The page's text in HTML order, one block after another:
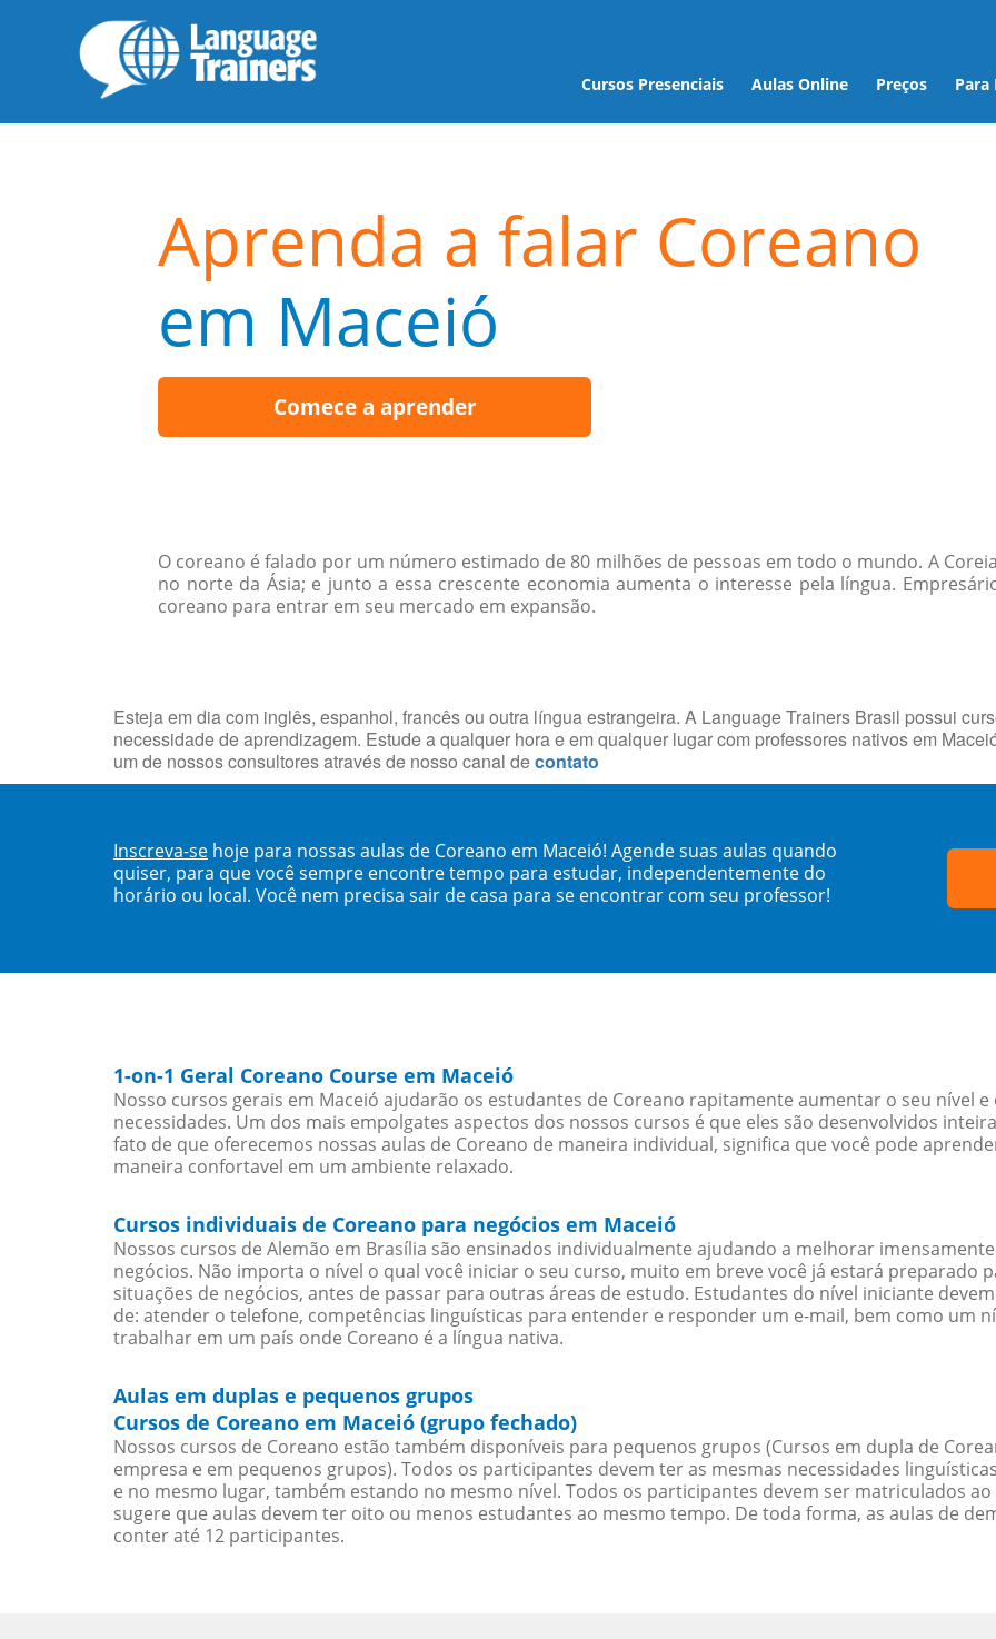
Cursos Presenciais Aulas Online Preços Para
Aprenda a falar Coreano
em Maceió
Comece a aprender
O coreano é falado por um número estimado de 80 milhões de pessoas em todo o mundo. A
no norte da Ásia; e junto a essa crescente economia aumenta o interesse pela língua.
coreano para entrar em seu mercado em expansão.
Esteja em dia com inglês, espanhol, francês ou outra língua estrangeira. A Language Trainers Brasil possui
necessidade de aprendizagem. Estude a qualquer hora e em qualquer lugar com professores nativos em
um de nossos consultores através de nosso canal decontato
Inscreva-se hoje para nossas aulas de Coreano em Maceió! Agende suas aulas quando
quiser, para que você sempre encontre tempo para estudar, independentemente do
horário ou local. Você nem precisa sair de casa para se encontrar com seu professor!
1-on-1 Geral Coreano Course em Maceió
Nosso cursos gerais em Maceió ajudarão os estudantes de Coreano rapitamente aumentar o seu nível
necessidades. Um dos mais empolgates aspectos dos nossos cursos é que eles são desenvolvidos
fato de que oferecemos nossas aulas de Coreano de maneira individual, significa que você pode
maneira confortavel em um ambiente relaxado.
Cursos individuais de Coreano para negócios em Maceió
Nossos cursos de Alemão em Brasília são ensinados individualmente ajudando a melhorar
negócios. Não importa o nível o qual você iniciar o seu curso, muito em breve você já estará preparado
situações de negócios, antes de passar para outras áreas de estudo. Estudantes do nível iniciante
de: atender o telefone, competências linguísticas para entender e responder um e-mail, bem como um
trabalhar em um país onde Coreano é a língua nativa.
Aulas em duplas e pequenos grupos
Cursos de Coreano em Maceió (grupo fechado)
Nossos cursos de Coreano estão também disponíveis para pequenos grupos (Cursos em dupla de
empresa e em pequenos grupos). Todos os participantes devem ter as mesmas necessidades
e no mesmo lugar, também estando no mesmo nível. Todos os participantes devem ser matriculados
sugere que aulas devem ter oito ou menos estudantes ao mesmo tempo. De toda forma, as aulas de
conter até 12 participantes.